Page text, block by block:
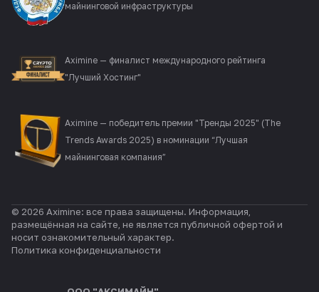
майнинговой инфраструктуры
Aximine — финалист международного рейтинга
"Лучший Хостинг"
Aximine — победитель премии "Тренды 2025" (The
Trends Awards 2025) в номинации “Лучшая
майнинговая компания”
© 2026 Aximine: все права защищены. Информация,
размещённая на сайте, не является публичной офертой и
носит ознакомительный характер.
Политика конфиденциальности